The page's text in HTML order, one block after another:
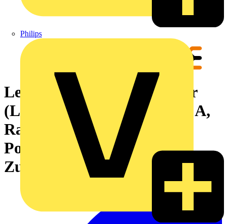
Philips
Leiterplattensteckverbinder
(Leiteranschluss), 320 V, 22 A,
Raster in mm: 5.00, 4 mm²,
Polzahl: 10,
Zugbügelanschluss, Box